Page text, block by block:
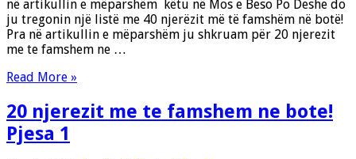
në artikullin e mëparshëm këtu në Mos e Beso Po Deshe do
ju tregonin një listë me 40 njerëzit më të famshëm në botë!
Pra në artikullin e mëparshëm ju shkruam për 20 njerezit
me te famshem ne …
Read More »
20 njerezit me te famshem ne bote!
Pjesa 1